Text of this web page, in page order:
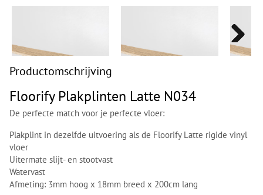
Next
Next
Productomschrijving
Floorify Plakplinten Latte N034
De perfecte match voor je perfecte vloer:
Plakplint in dezelfde uitvoering als de Floorify Latte rigide vinyl
vloer
Uitermate slijt- en stootvast
Watervast
Afmeting: 3mm hoog x 18mm breed x 200cm lang